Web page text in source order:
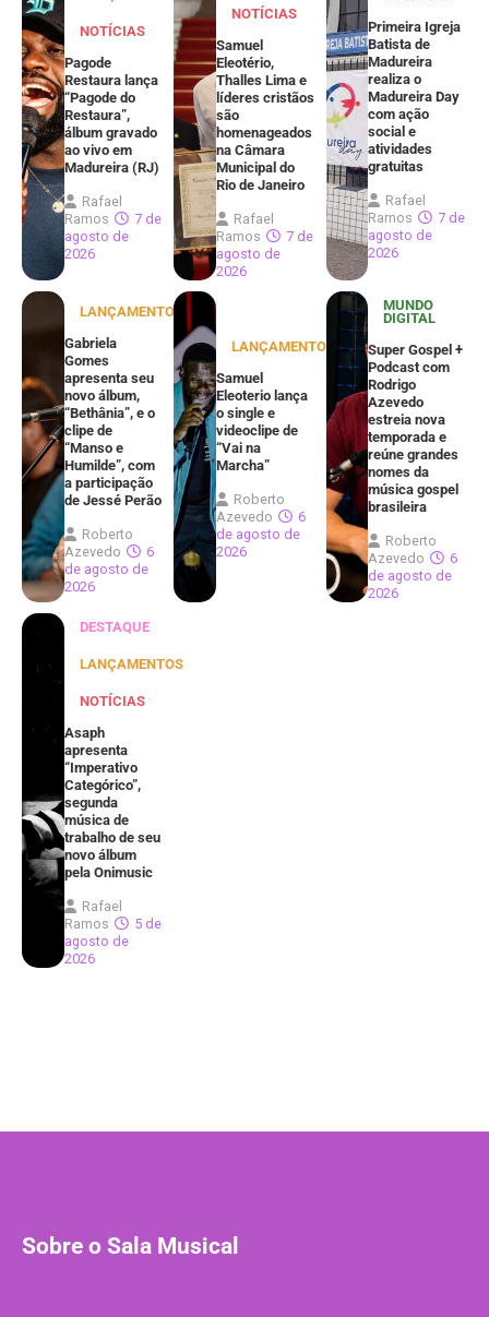
NOTÍCIAS
Pagode
Restaura lança
“Pagode do
Restaura”,
álbum gravado
ao vivo em
Madureira (RJ)
Rafael
Ramos
7 de
agosto de
2026
NOTÍCIAS
Samuel
Eleotério,
Thalles Lima e
líderes cristãos
são
homenageados
na Câmara
Municipal do
Rio de Janeiro
Rafael
Ramos
7 de
agosto de
2026
Primeira Igreja
Batista de
Madureira
realiza o
Madureira Day
com ação
social e
atividades
gratuitas
Rafael
Ramos
7 de
agosto de
2026
LANÇAMENTOS
Gabriela
Gomes
apresenta seu
novo álbum,
“Bethânia”, e o
clipe de
“Manso e
Humilde”, com
a participação
de Jessé Perão
Roberto
Azevedo
6
de agosto de
2026
LANÇAMENTOS
Samuel
Eleoterio lança
o single e
videoclipe de
“Vai na
Marcha”
Roberto
Azevedo
6
de agosto de
2026
MUNDO
DIGITAL
Super Gospel +
Podcast com
Rodrigo
Azevedo
estreia nova
temporada e
reúne grandes
nomes da
música gospel
brasileira
Roberto
Azevedo
6
de agosto de
2026
DESTAQUE
LANÇAMENTOS
NOTÍCIAS
Asaph
apresenta
“Imperativo
Categórico”,
segunda
música de
trabalho de seu
novo álbum
pela Onimusic
Rafael
Ramos
5 de
agosto de
2026
Sobre o Sala Musical